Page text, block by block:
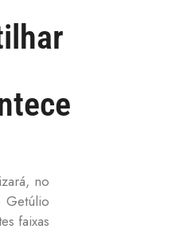
no
Getúlio
faixas